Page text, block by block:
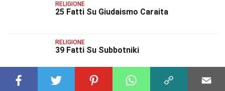
RELIGIONE
25 Fatti Su Giudaismo Caraita
RELIGIONE
39 Fatti Su Subbotniki
RELIGIONE
34 Fatti Su Fede Bahá'í